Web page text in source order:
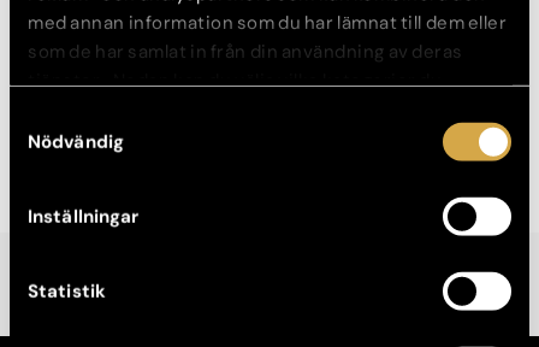
med annan information som du har lämnat till dem eller
som de har samlat in från din användning av deras
tjänster. Nedan kan du välja vilka kategorier du
mer information om hur varje kategori används.
Nödvändig
Inställningar
Statistik
Konsultation: 350 kr
Behandling från: 4 000 kr